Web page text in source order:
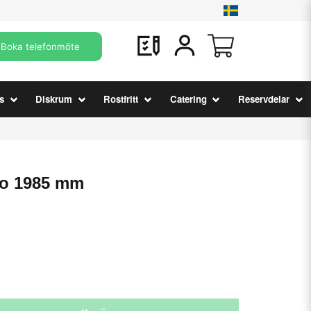
Boka telefonmöte
Diskrum Rostfritt Catering Reservdelar
1985 mm